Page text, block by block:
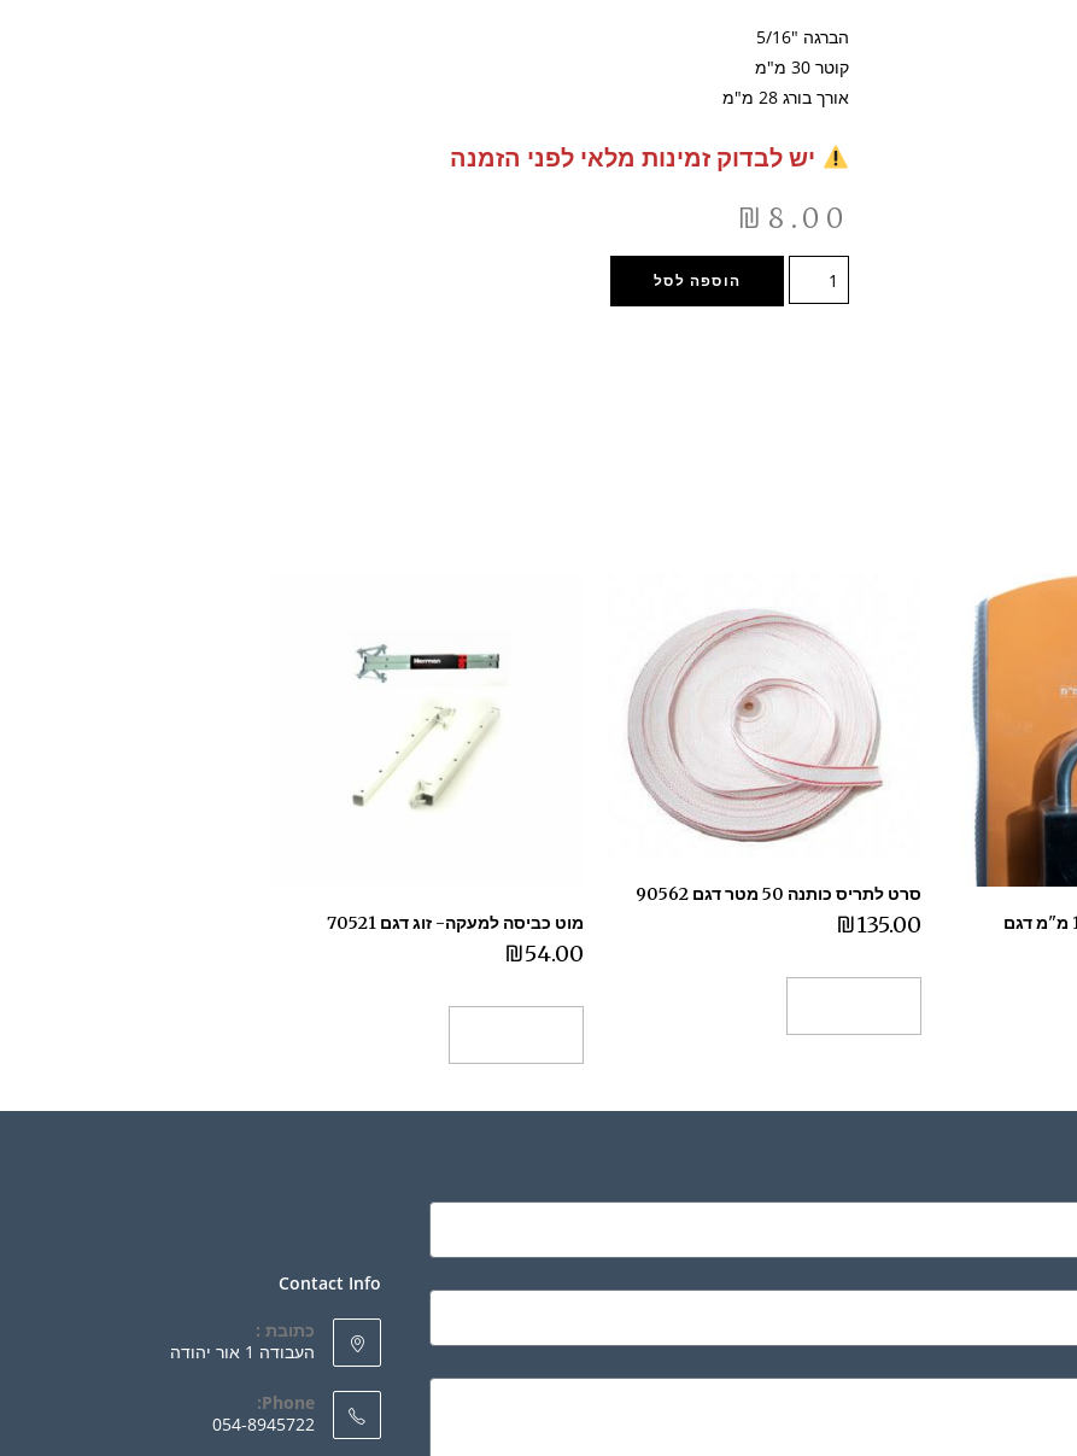
הברגה "5/16
קוטר 30 מ"מ
אורך בורג 28 מ"מ
יש לבדוק זמינות מלאי לפני הזמנה
₪ 8.00
הוספה לסל
מנעול תליה רב בריח 10A מ"מ דגם
סרט לתריס כותנה 50 מטר דגם 90562
₪135.00 מוט כביסה למעקה- זוג דגם 70521
₪54.00
Contact Info
כתובת :
העבודה 1 אור יהודה
Phone:
054-8945722